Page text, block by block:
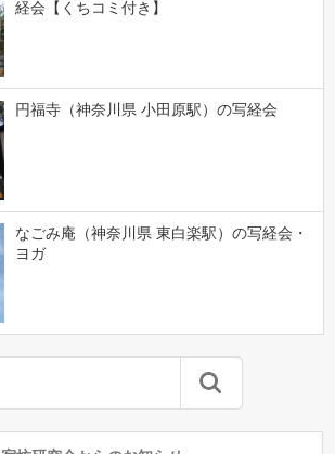
経会【くちコミ付き】
円福寺（神奈川県 小田原駅）の写経会
なごみ庵（神奈川県 東白楽駅）の写経会・
ヨガ